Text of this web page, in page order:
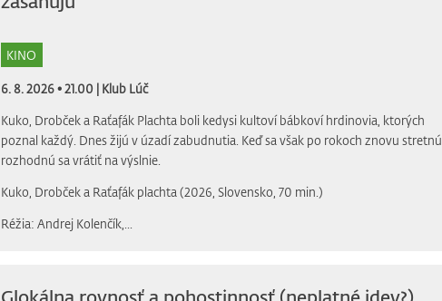
KINO
6. 8. 2026 • 21.00 | Klub Lúč
Kuko, Drobček a Raťafák Plachta boli kedysi kultoví bábkoví hrdinovia, ktorých
poznal každý. Dnes žijú v úzadí zabudnutia. Keď sa však po rokoch znovu stretnú,
rozhodnú sa vrátiť na výslnie.
Kuko, Drobček a Raťafák plachta (2026, Slovensko, 70 min.)
Réžia: Andrej Kolenčík,...